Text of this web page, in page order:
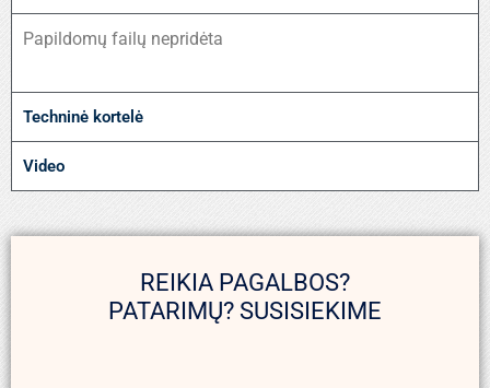
Papildomų failų nepridėta
Techninė kortelė
Video
REIKIA PAGALBOS?
PATARIMŲ? SUSISIEKIME